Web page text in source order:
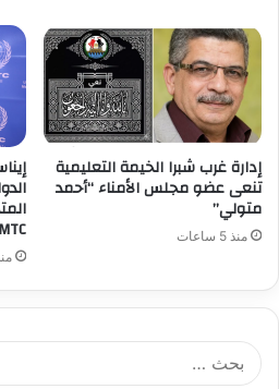
إدارة غرب شبرا الخيمة التعليمية
تنعى عضو مجلس الأمناء “أحمد
متولي”
منذ 5 ساعات MTC
منذ 5